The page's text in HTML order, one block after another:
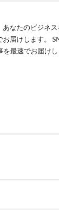
あなたのビジネ
届けします。
最速でお届けし